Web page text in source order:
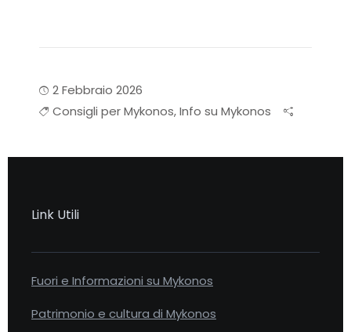
2 Febbraio 2026
Consigli per Mykonos,Info su Mykonos
Link Utili
Fuori e Informazioni su Mykonos
Patrimonio e cultura di Mykonos